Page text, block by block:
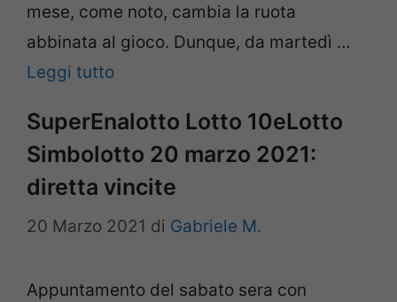
mese, come noto, cambia la ruota
abbinata al gioco. Dunque, da martedì …
Leggi tutto
SuperEnalotto Lotto 10eLotto
Simbolotto 20 marzo 2021:
diretta vincite
20 Marzo 2021 di Gabriele M.
Appuntamento del sabato sera con